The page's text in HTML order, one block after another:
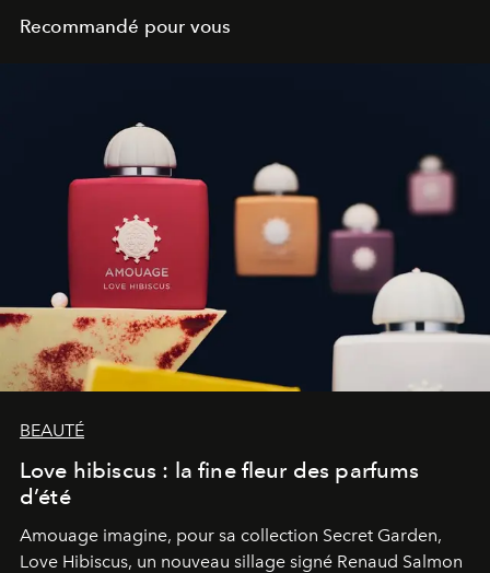
Recommandé pour vous
BEAUTÉ
Love hibiscus : la fine fleur des parfums
d’été
Amouage imagine, pour sa collection Secret Garden,
Love Hibiscus, un nouveau sillage signé Renaud Salmon